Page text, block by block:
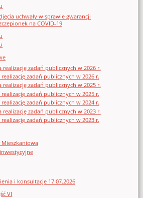
uchwały w sprawie gwarancji
na COVID-19
zadań publicznych w 2026 r.
zadań publicznych w 2026 r.
zadań publicznych w 2025 r.
zadań publicznych w 2025 r.
zadań publicznych w 2024 r.
zadań publicznych w 2023 r.
zadań publicznych w 2023 r.
Mieszkaniowa
i konsultacje 17.07.2026
VI